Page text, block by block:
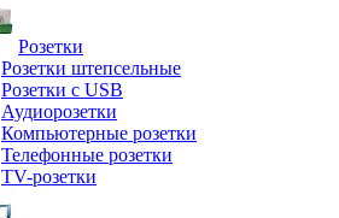
Розетки
Розетки штепсельные
Розетки с USB
Аудиорозетки
Компьютерные розетки
Телефонные розетки
TV-розетки